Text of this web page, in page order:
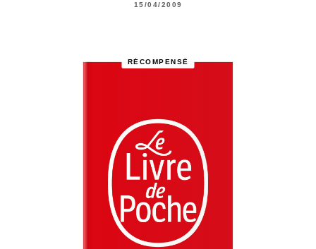
15/04/2009
RÉCOMPENSÉ